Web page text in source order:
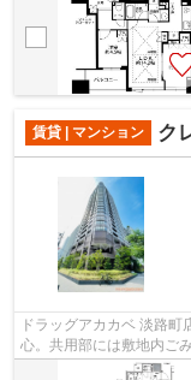
賃貸 | マンション ク
ドラッグアカカベ 淡路
心。共用部には敷地内ご
も充実しています。空気